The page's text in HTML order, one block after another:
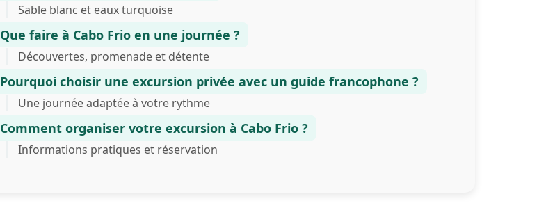
Sable blanc et eaux turquoise
Que faire à Cabo Frio en une journée ?
Découvertes, promenade et détente
Pourquoi choisir une excursion privée avec un guide francophone ?
Une journée adaptée à votre rythme
Comment organiser votre excursion à Cabo Frio ?
Informations pratiques et réservation